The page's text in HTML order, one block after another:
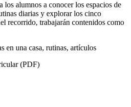
los alumnos a conocer los espacios de
diarias y explorar los cinco
recorrido, trabajarán contenidos como
en una casa, rutinas, artículos
(PDF)